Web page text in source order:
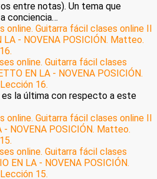
entre notas). Un tema que
conciencia…
online. Guitarra fácil clases online II
LA - NOVENA POSICIÓN. Matteo.
es la última con respecto a este
online. Guitarra fácil clases online II
- NOVENA POSICIÓN. Matteo.